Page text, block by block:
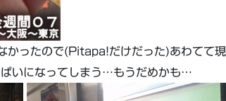
かったので(Pitapa!だけだった)あわてて
いになってしまう…もうだめかも…